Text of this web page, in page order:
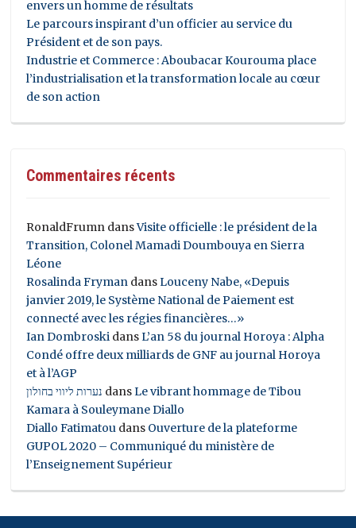
envers un homme de résultats
Le parcours inspirant d’un officier au service du
Président et de son pays.
Industrie et Commerce : Aboubacar Kourouma place
l’industrialisation et la transformation locale au cœur
de son action
Commentaires récents
RonaldFrumn dansVisite officielle : le président de la
Transition, Colonel Mamadi Doumbouya en Sierra
Léone
Rosalinda Fryman dansLouceny Nabe, «Depuis
janvier 2019, le Système National de Paiement est
connecté avec les régies financières…»
Ian Dombroski dansL’an 58 du journal Horoya : Alpha
Condé offre deux milliards de GNF au journal Horoya
et à l’AGP
נערות ליווי בחולון dansLe vibrant hommage de Tibou
Kamara à Souleymane Diallo
Diallo Fatimatou dans Ouverture de la plateforme
GUPOL 2020 – Communiqué du ministère de
l’Enseignement Supérieur